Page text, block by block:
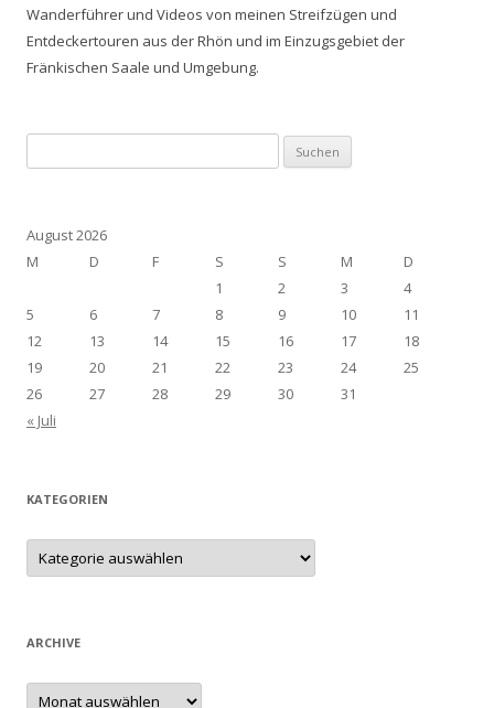
Wanderführer und Videos von meinen Streifzügen und
Entdeckertouren aus der Rhön und im Einzugsgebiet der
Fränkischen Saale und Umgebung.
nach:
August 2026
M
D F S S M
D
1
2 3
4
5
6 7 8 9 10
11
12
13 14 15 16 17
18
19
20 21 22 23 24
25
26
27 28 29 30
31
« Juli
KATEGORIEN
Kategorien
ARCHIVE
Archive